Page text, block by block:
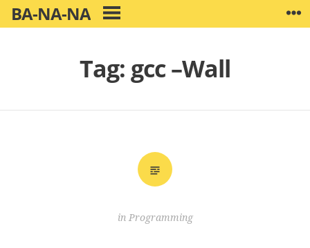
Skip
to
BA-NA-NA
PRIMARY
MENU
Tag: gcc –Wall
in Programming